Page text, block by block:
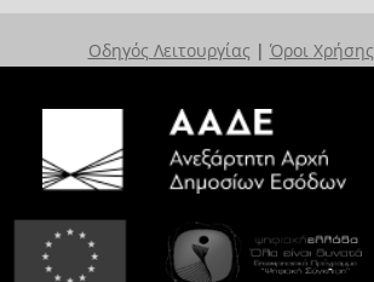
Οδηγός Λειτουργίας | Όροι Χρήσης